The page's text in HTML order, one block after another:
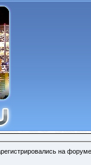
на